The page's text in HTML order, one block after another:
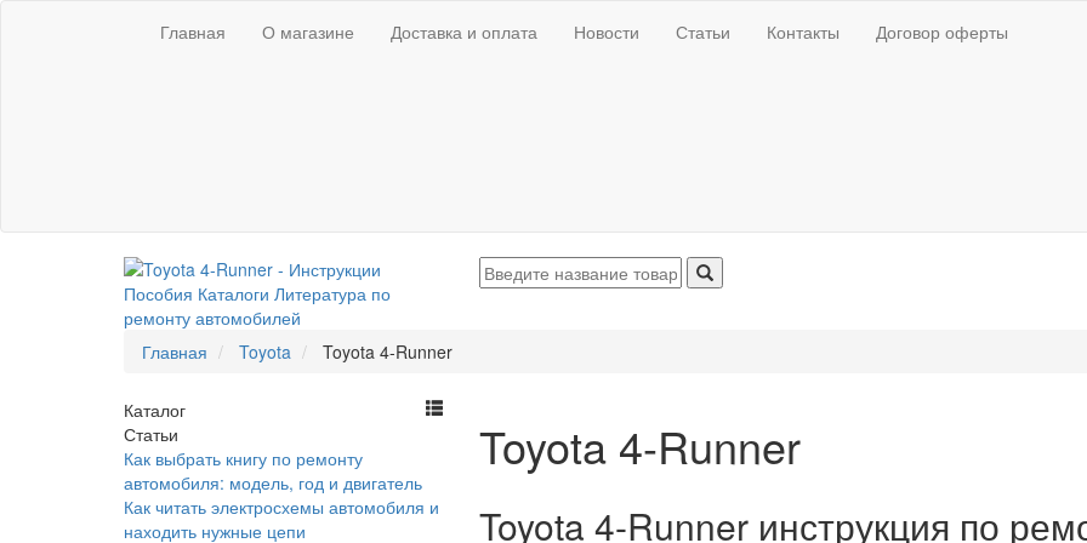
Главная О магазине Доставка и оплата Новости Статьи Контакты Договор оферты
Главная Toyota Toyota 4-Runner
Каталог
Статьи
Как выбрать книгу по ремонту
автомобиля: модель, год и двигатель
Как читать электросхемы автомобиля и
находить нужные цепи
Toyota 4-Runner
Toyota 4-Runner инструкция по